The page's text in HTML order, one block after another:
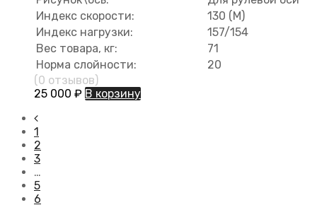
Индекс скорости:
130 (M)
Индекс нагрузки:
157/154
Вес товара, кг:
71
Норма слойности:
20
(0 отзывов)
25 000 ₽ В корзину
1
2
3
…
5
6